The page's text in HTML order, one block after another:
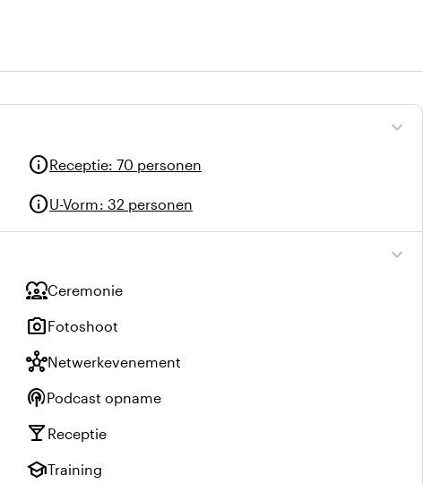
expand_more
infoReceptie: 70 personen
infoU-Vorm: 32 personen
expand_more
diversity_1Ceremonie
photo_cameraFotoshoot
hubNetwerkevenement
podcastsPodcast opname
local_bar Receptie
schoolTraining